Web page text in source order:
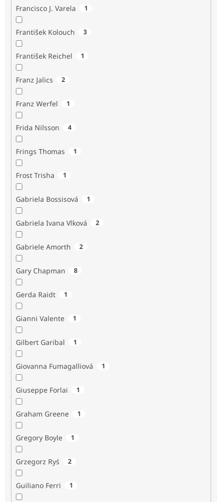
Francisco J. Varela 1
František Kolouch 3
František Reichel 1
Franz Jalics 2
Franz Werfel 1
Frida Nilsson 4
Frings Thomas 1
Frost Trisha 1
Gabriela Bossisová 1
Gabriela Ivana Vlková 2
Gabriele Amorth 2
Gary Chapman 8
Gerda Raidt 1
Gianni Valente 1
Gilbert Garibal 1
Giovanna Fumagalliová 1
Giuseppe Forlai 1
Graham Greene 1
Gregory Boyle 1
Grzegorz Ryś 2
Guiliano Ferri 1